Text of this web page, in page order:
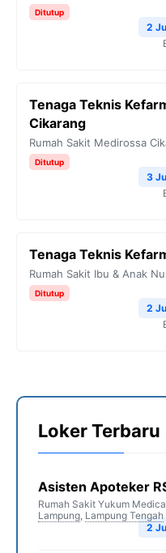
Ditutup
2
Tenaga Teknis
Cikarang
Rumah Sakit Medirossa
Ditutup
3
Tenaga Teknis
Rumah Sakit Ibu & Anak
Ditutup
2
Loker Terbaru
Asisten Apoteker
Rumah Sakit Yukum
Lampung, Lampung Tengah
2